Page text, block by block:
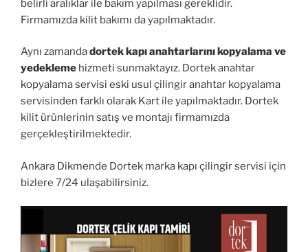
belirli aralıklar ile bakım yapılması gereklidir.
Firmamızda kilit bakımı da yapılmaktadır.
Aynı zamandadortek kapı anahtarlarını kopyalama ve
yedekleme hizmeti sunmaktayız. Dortek anahtar
kopyalama servisi eski usul çilingir anahtar kopyalama
servisinden farklı olarak Kart ile yapılmaktadır. Dortek
kilit ürünlerinin satış ve montajı firmamızda
gerçekleştirilmektedir.
Ankara Dikmende Dortek marka kapı çilingir servisi için
bizlere 7/24 ulaşabilirsiniz.